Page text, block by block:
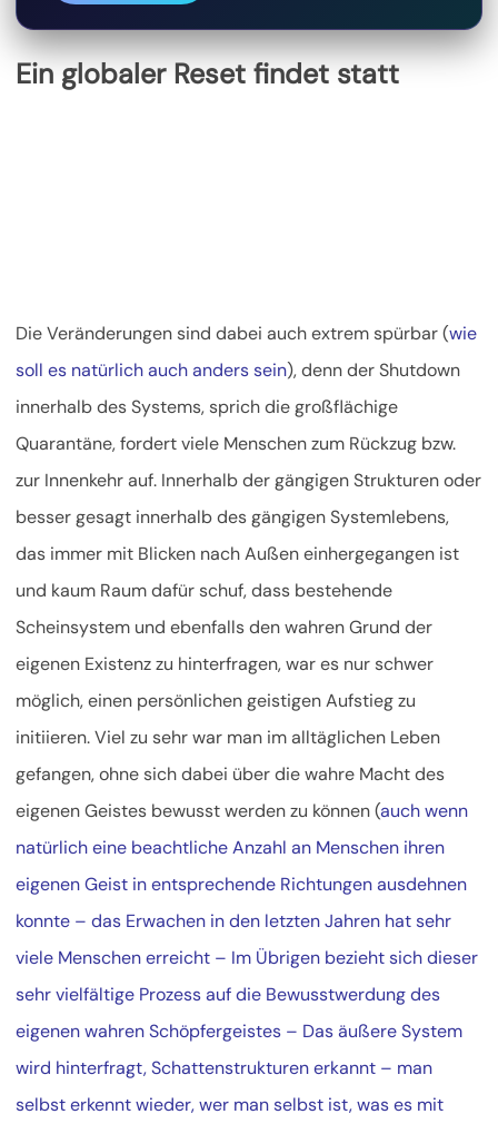
Ein globaler Reset findet statt
Die Veränderungen sind dabei auch extrem spürbar (wie
soll es natürlich auch anders sein), denn der Shutdown
innerhalb des Systems, sprich die großflächige
Quarantäne, fordert viele Menschen zum Rückzug bzw.
zur Innenkehr auf. Innerhalb der gängigen Strukturen oder
besser gesagt innerhalb des gängigen Systemlebens,
das immer mit Blicken nach Außen einhergegangen ist
und kaum Raum dafür schuf, dass bestehende
Scheinsystem und ebenfalls den wahren Grund der
eigenen Existenz zu hinterfragen, war es nur schwer
möglich, einen persönlichen geistigen Aufstieg zu
initiieren. Viel zu sehr war man im alltäglichen Leben
gefangen, ohne sich dabei über die wahre Macht des
eigenen Geistes bewusst werden zu können (auch wenn
natürlich eine beachtliche Anzahl an Menschen ihren
eigenen Geist in entsprechende Richtungen ausdehnen
konnte – das Erwachen in den letzten Jahren hat sehr
viele Menschen erreicht – Im Übrigen bezieht sich dieser
sehr vielfältige Prozess auf die Bewusstwerdung des
eigenen wahren Schöpfergeistes – Das äußere System
wird hinterfragt, Schattenstrukturen erkannt – man
selbst erkennt wieder, wer man selbst ist, was es mit